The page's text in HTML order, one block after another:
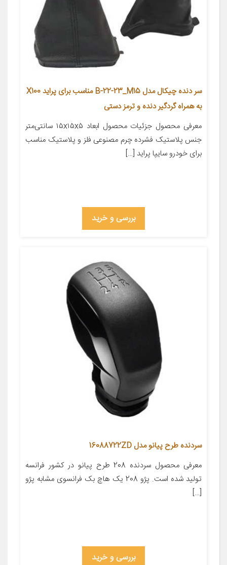
سر دنده چیکال مدل B-22-23_M15 مناسب برای پراید X100
به همراه گردگیر دنده و ترمز دستی
معرفی محصول جزئیات محصول ابعاد ۱۵x۱۵x۵ سانتی‌متر
جنس پلاستیک فشرده چرم مصنوعی فلز و پلاستیک مناسب
برای خودرو سایپا پراید […]
بررسی و خرید
سردنده طرح پیانو مدل 16088722ZD
معرفی محصول سردنده 208 طرح پیانو در کشور فرانسه
تولید شده است. پژو 208 یک هاچ بک فرانسوی مشابه پژو
[…]
بررسی و خرید